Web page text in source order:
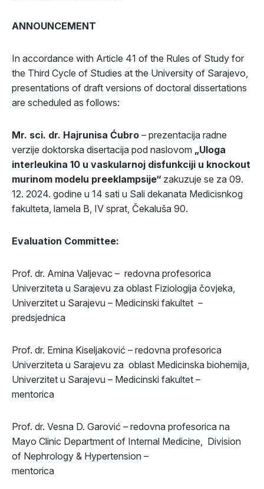
ANNOUNCEMENT
In accordance with Article 41 of the Rules of Study for
the Third Cycle of Studies at the University of Sarajevo,
presentations of draft versions of doctoral dissertations
are scheduled as follows:
Mr. sci. dr. Hajrunisa Ćubro – prezentacija radne
verzije doktorska disertacija pod naslovom „Uloga
interleukina 10 u vaskularnoj disfunkciji u knockout
murinom modelu preeklampsije“ zakuzuje se za 09.
12. 2024. godine u 14 sati u Sali dekanata Medicisnkog
fakulteta, lamela B, IV sprat, Čekaluša 90.
Evaluation Committee:
Prof. dr. Amina Valjevac – redovna profesorica
Univerziteta u Sarajevu za oblast Fiziologija čovjeka,
Univerzitet u Sarajevu – Medicinski fakultet –
predsjednica
Prof. dr. Emina Kiseljaković – redovna profesorica
Univerziteta u Sarajevu za oblast Medicinska biohemija,
Univerzitet u Sarajevu – Medicinski fakultet –
mentorica
Prof. dr. Vesna D. Garović – redovna profesorica na
Mayo Clinic Department of Internal Medicine, Division
of Nephrology & Hypertension –